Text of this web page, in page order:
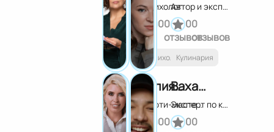
Психолог
00
отзывов
Психология
Автор и эксперт курса "Вкусология"
00
отзывов
Кулинария
Юлия Шевлякова
Бьюти-мастер и тренер
00
Вахапов Нурислом
Эксперт по китайскому языку
00